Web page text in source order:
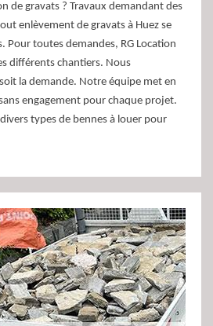
de gravats ? Travaux demandant des
enlèvement de gravats à Huez se
Pour toutes demandes, RG Location
différents chantiers. Nous
la demande. Notre équipe met en
engagement pour chaque projet.
types de bennes à louer pour